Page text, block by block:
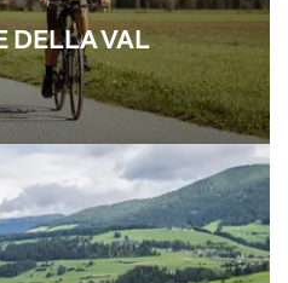
DELLA VAL